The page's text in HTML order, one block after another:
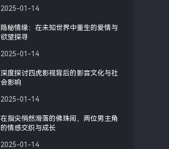
2025-01-14
隐秘情缘：在未知世界中重生的爱情与
欲望探寻
2025-01-14
深度探讨四虎影视背后的影音文化与社
会影响
2025-01-14
在指尖悄然滑落的佛珠间，两位男主角
的情感交织与成长
2025-01-14